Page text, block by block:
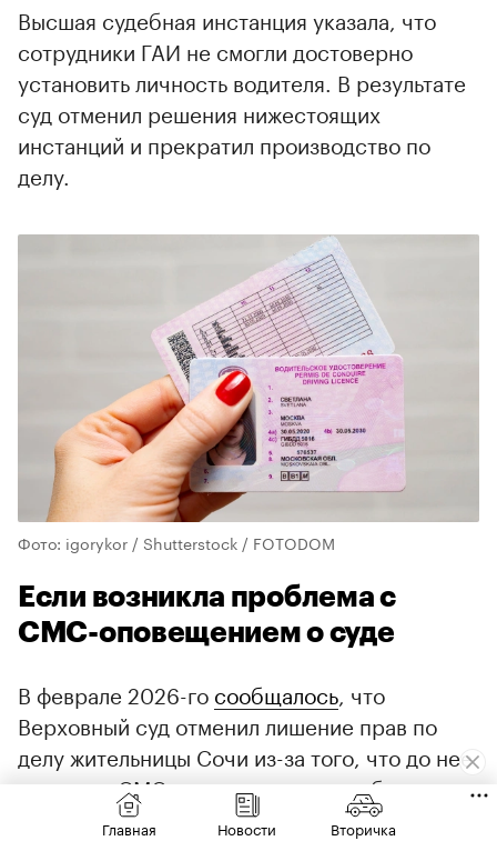
Высшая судебная инстанция указала, что
сотрудники ГАИ не смогли достоверно
установить личность водителя. В результате
суд отменил решения нижестоящих
инстанций и прекратил производство по
делу.
Фото: igorykor / Shutterstock / FOTODOM
Если возникла проблема с
СМС-оповещением о суде
В феврале 2026-го сообщалось, что
Верховный суд отменил лишение прав по
делу жительницы Сочи из-за того, что до нее
не дошло СМС-оповещение о судебном
заседании.Главная Новости Вторичка